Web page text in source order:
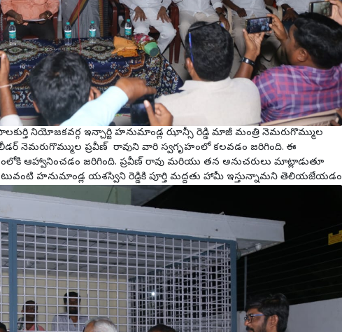
నియోజకవర్గ ఇన్చార్జి హనుమాండ్ల ఝాన్సీ రెడ్డి మాజీ మంత్రి నెమరుగొమ్ముల
నెమరుగొమ్ముల ప్రవీణ్ రావుని వారి స్వగృహంలో కలవడం జరిగింది. ఈ
ఆహ్వానించడం జరిగింది. ప్రవీణ్ రావు మరియు తన అనుచరులు మాట్లాడుతూ
హనుమాండ్ల యశస్విని రెడ్డికి పూర్తి మద్దతు హామీ ఇస్తున్నామని తెలియజేయడం